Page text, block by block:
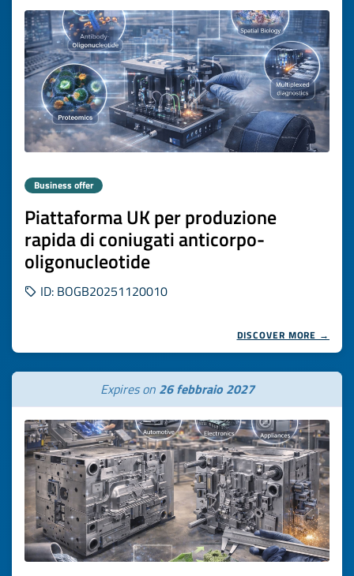
Business offer
Piattaforma UK per produzione
rapida di coniugati anticorpo-
oligonucleotide
ID: BOGB20251120010
DISCOVER MORE →
Expires on 26 febbraio 2027